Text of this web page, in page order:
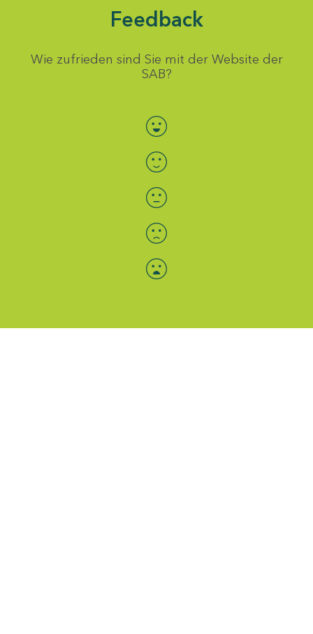
Feedback
Wie zufrieden sind Sie mit der Website der
SAB?
Bewertung auswählen